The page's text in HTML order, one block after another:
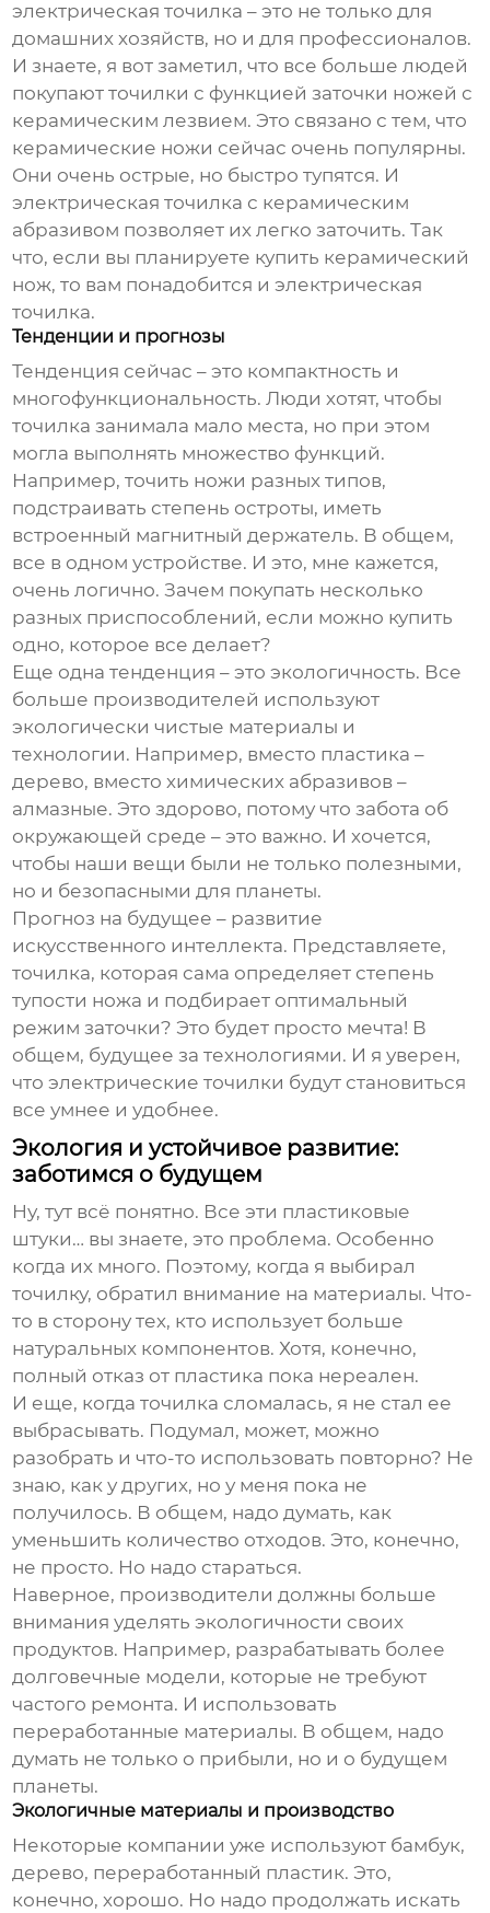
электрическая точилка – это не только для
домашних хозяйств, но и для профессионалов.
И знаете, я вот заметил, что все больше людей
покупают точилки с функцией заточки ножей с
керамическим лезвием. Это связано с тем, что
керамические ножи сейчас очень популярны.
Они очень острые, но быстро тупятся. И
электрическая точилка с керамическим
абразивом позволяет их легко заточить. Так
что, если вы планируете купить керамический
нож, то вам понадобится и электрическая
точилка.
Тенденции и прогнозы
Тенденция сейчас – это компактность и
многофункциональность. Люди хотят, чтобы
точилка занимала мало места, но при этом
могла выполнять множество функций.
Например, точить ножи разных типов,
подстраивать степень остроты, иметь
встроенный магнитный держатель. В общем,
все в одном устройстве. И это, мне кажется,
очень логично. Зачем покупать несколько
разных приспособлений, если можно купить
одно, которое все делает?
Еще одна тенденция – это экологичность. Все
больше производителей используют
экологически чистые материалы и
технологии. Например, вместо пластика –
дерево, вместо химических абразивов –
алмазные. Это здорово, потому что забота об
окружающей среде – это важно. И хочется,
чтобы наши вещи были не только полезными,
но и безопасными для планеты.
Прогноз на будущее – развитие
искусственного интеллекта. Представляете,
точилка, которая сама определяет степень
тупости ножа и подбирает оптимальный
режим заточки? Это будет просто мечта! В
общем, будущее за технологиями. И я уверен,
что электрические точилки будут становиться
все умнее и удобнее.
Экология и устойчивое развитие:
заботимся о будущем
Ну, тут всё понятно. Все эти пластиковые
штуки… вы знаете, это проблема. Особенно
когда их много. Поэтому, когда я выбирал
точилку, обратил внимание на материалы. Что-
то в сторону тех, кто использует больше
натуральных компонентов. Хотя, конечно,
полный отказ от пластика пока нереален.
И еще, когда точилка сломалась, я не стал ее
выбрасывать. Подумал, может, можно
разобрать и что-то использовать повторно? Не
знаю, как у других, но у меня пока не
получилось. В общем, надо думать, как
уменьшить количество отходов. Это, конечно,
не просто. Но надо стараться.
Наверное, производители должны больше
внимания уделять экологичности своих
продуктов. Например, разрабатывать более
долговечные модели, которые не требуют
частого ремонта. И использовать
переработанные материалы. В общем, надо
думать не только о прибыли, но и о будущем
планеты.
Экологичные материалы и производство
Некоторые компании уже используют бамбук,
дерево, переработанный пластик. Это,
конечно, хорошо. Но надо продолжать искать